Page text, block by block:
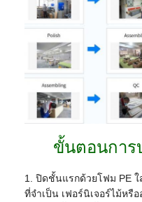
ขั้นตอนการ
1. ปิดชั้นแรกด้วยโฟม PE
ที่จำเป็น เฟอร์นิเจอร์ไม้ห